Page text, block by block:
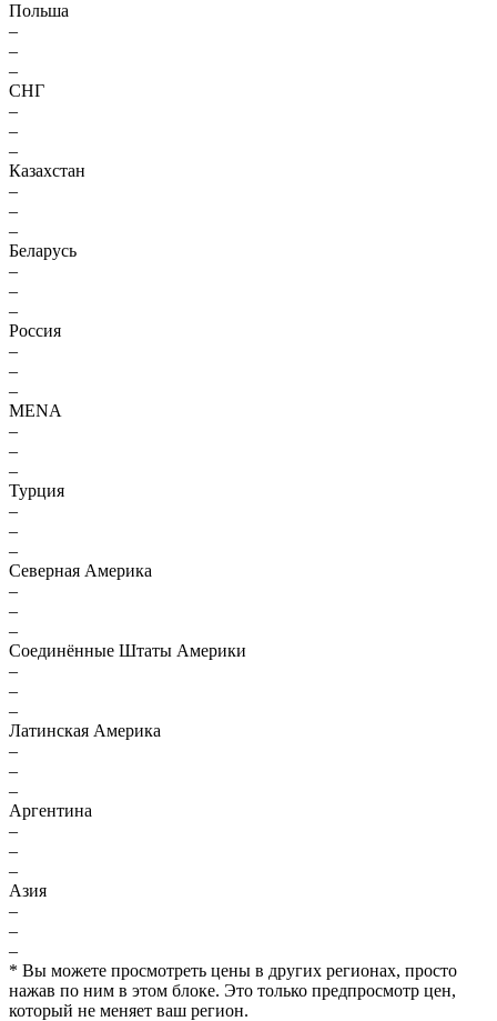
Польша
–
–
–
СНГ
–
–
–
Казахстан
–
–
–
Беларусь
–
–
–
Россия
–
–
–
MENA
–
–
–
Турция
–
–
–
Северная Америка
–
–
–
Соединённые Штаты Америки
–
–
–
Латинская Америка
–
–
–
Аргентина
–
–
–
Азия
–
–
–
* Вы можете просмотреть цены в других регионах, просто
нажав по ним в этом блоке. Это только предпросмотр цен,
который не меняет ваш регион.